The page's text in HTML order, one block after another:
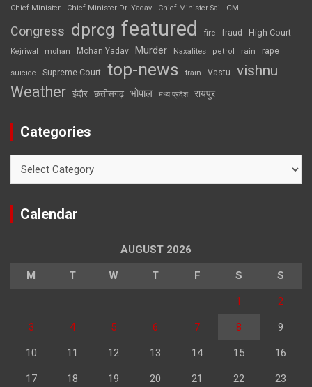
Chief Minister
Chief Minister Dr. Yadav Chief Minister Sai CM
Congress dprcg featured fire fraud High Court
Kejriwal mohan Mohan Yadav Murder Naxalites petrol rain rape
suicide Supreme Court top-news train Vastu vishnu
Weather इंदौर छत्तीसगढ़ भोपाल मध्य प्रदेश रायपुर
Categories
Calendar
AUGUST 2026
M T W T F S S
1 2
3 4 5 6 7 8 9
10 11 12 13 14 15 16
17 18 19 20 21 22 23